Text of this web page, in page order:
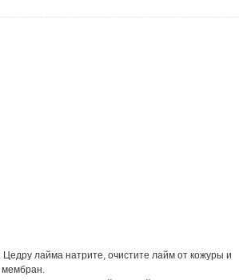
лайма натрите, очистите лайм от кожуры и
мембран.